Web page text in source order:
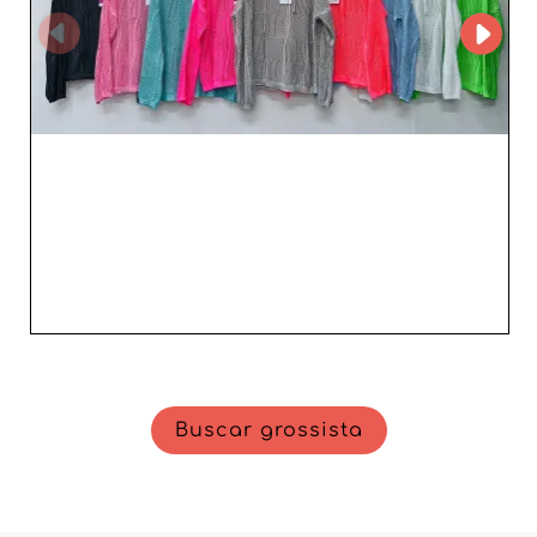
vanguarda da moda. Quer pretenda diversificar o seu
inventário ou fidelizar clientes com peças tendência,
este grossista vai ao encontro das suas expectativas.
Contacte D4F Dream 4 Fashion GmbH hoje mesmo para
descobrir como melhorar a sua oferta e aumentar as
vendas com uma gama de produtos irresistível.
Buscar grossista